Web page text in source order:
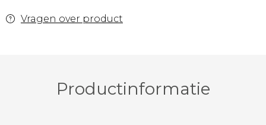
Vragen over product
Productinformatie